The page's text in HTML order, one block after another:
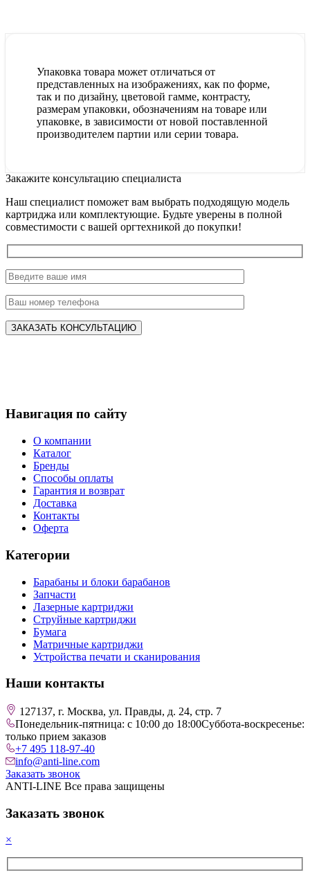
Упаковка товара может отличаться от
представленных на изображениях, как по форме,
так и по дизайну, цветовой гамме, контрасту,
размерам упаковки, обозначениям на товаре или
упаковке, в зависимости от новой поставленной
производителем партии или серии товара.
Закажите консультацию специалиста
Наш специалист поможет вам выбрать подходящую модель
картриджа или комплектующие. Будьте уверены в полной
совместимости с вашей оргтехникой до покупки!
Навигация по сайту
О компании
Каталог
Бренды
Способы оплаты
Гарантия и возврат
Доставка
Контакты
Оферта
Категории
Барабаны и блоки барабанов
Запчасти
Лазерные картриджи
Струйные картриджи
Бумага
Матричные картриджи
Устройства печати и сканирования
Наши контакты
127137, г. Москва, ул. Правды, д. 24, стр. 7
Понедельник-пятница: с 10:00 до 18:00Суббота-воскресенье:
только прием заказов
+7 495 118-97-40
info@anti-line.com
Заказать звонок
ANTI-LINE Все права защищены
Заказать звонок
×